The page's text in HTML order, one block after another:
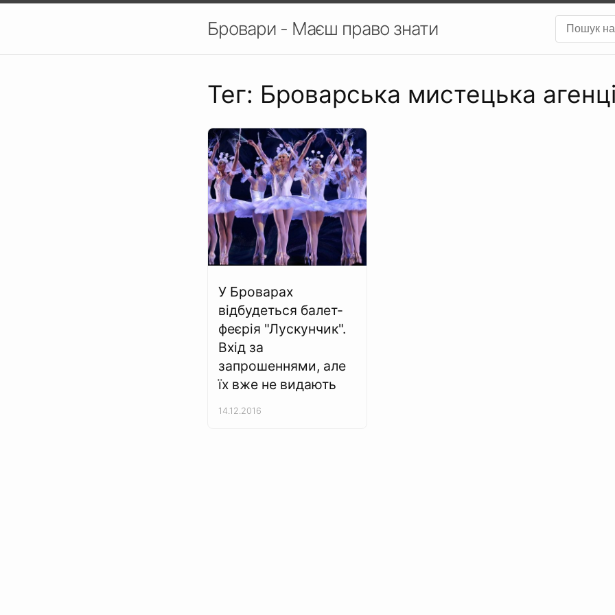
Бровари - Маєш право знати
Тег: Броварська мистецька
У Броварах
відбудеться балет-
феєрія "Лускунчик".
Вхід за
запрошеннями, але
їх вже не видають
14.12.2016